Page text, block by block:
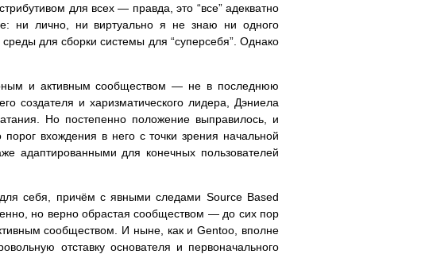
для всех — правда, это “все” адекватно
ни лично, ни виртуально я не знаю ни одного
для сборки системы для “суперсебя”. Однако
и активным сообществом — не в последнюю
создателя и харизматического лидера, Дэниела
Но постепенно положение выправилось, и
вхождения в него с точки зрения начальной
адаптированными для конечных пользователей
для себя, причём с явными следами Source Based
но верно обрастая сообществом — до сих пор
сообществом. И ныне, как и Gentoo, вполне
отставку основателя и первоначального